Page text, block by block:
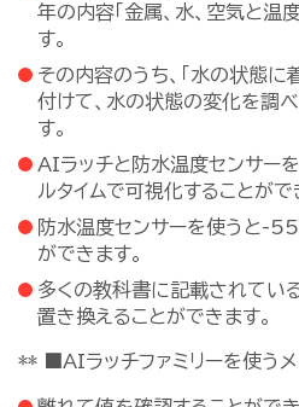
年の内容「金属、水、空気と温
す。
その内容のうち、「水の状態
付けて、水の状態の変化を調
す。
AIラッチと防水温度センサー
ルタイムで可視化することがで
防水温度センサーを使うと
ができます。
多くの教科書に記載されてい
置き換えることができます。
** ■AIラッチファミリーを使うメ